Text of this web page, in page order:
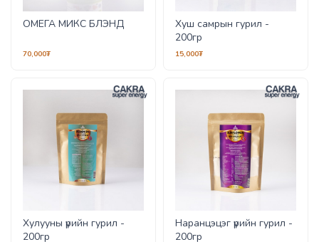
ОМЕГА МИКС БЛЭНД
70,000₮
Хуш самрын гурил -
200гр
15,000₮
Хулууны үрийн гурил -
200гр
Наранцэцэг үрийн гурил -
200гр